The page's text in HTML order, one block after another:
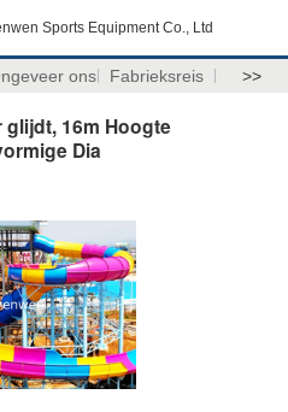
Sports Equipment Co., Ltd
ons Fabrieksreis >>
16m Hoogte
Dia